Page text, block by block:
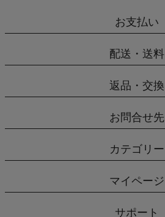
お支払い
配送・送料
返品・交換
お問合せ先
カテゴリー
マイページ
サポート